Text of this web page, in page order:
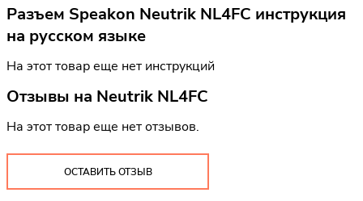
Разъем Speakon Neutrik NL4FC инструкция
на русском языке
На этот товар еще нет инструкций
Отзывы на Neutrik NL4FC
На этот товар еще нет отзывов.
ОСТАВИТЬ ОТЗЫВ